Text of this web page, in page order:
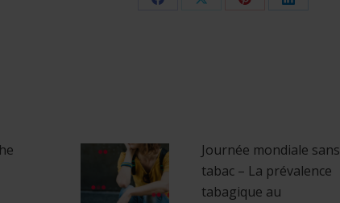
Share
Share
Share
Share
Journée mondiale sans
tabac – La prévalence
tabagique au